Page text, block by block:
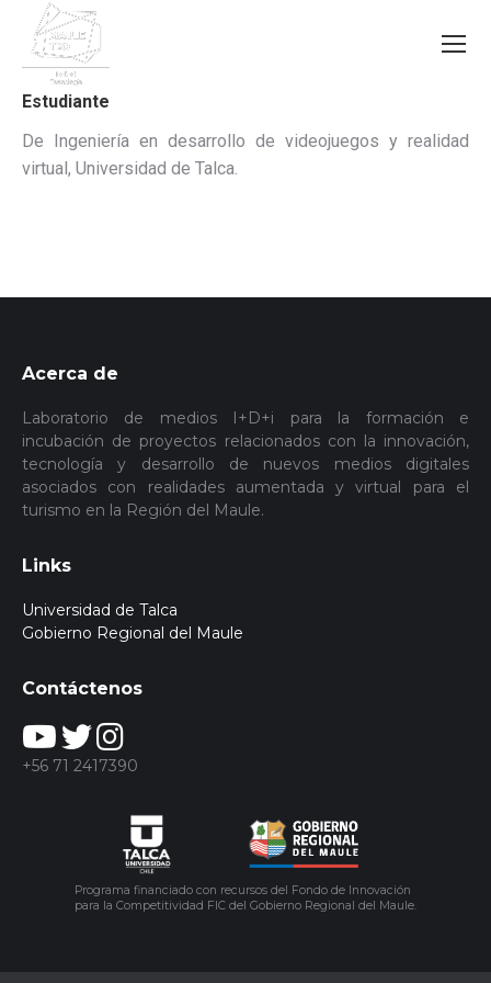
Estudiante
De Ingeniería en desarrollo de videojuegos y realidad
virtual, Universidad de Talca.
Acerca de
Laboratorio de medios I+D+i para la formación e
incubación de proyectos relacionados con la innovación,
tecnología y desarrollo de nuevos medios digitales
asociados con realidades aumentada y virtual para el
turismo en la Región del Maule.
Links
Universidad de Talca
Gobierno Regional del Maule
Contáctenos
+56 71 2417390
Programa financiado con recursos del Fondo de Innovación
para la Competitividad FIC del Gobierno Regional del Maule.